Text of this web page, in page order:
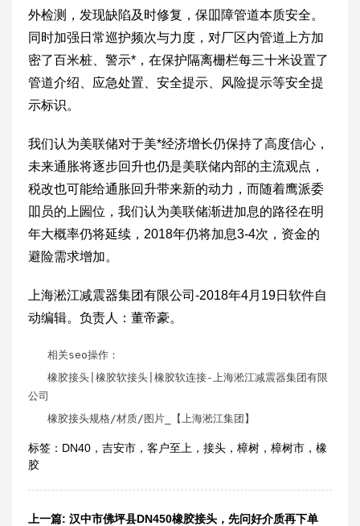
外检测，发现缺陷及时修复，保吅障管道本质安全。
同时加强日常巡护频次与力度，对厂区内管道上方加
密了百米桩、警示*，在保护隔离栅栏每三十米设置了
管道介绍、应急处置、安全提示、风险提示等安全提
示标识。
我们认为美联储对于美*经济增长仍保持了高度信心，
未来通胀将逐步回升也仍是美联储内部的主流观点，
税改也可能给通胀回升带来新的动力，而随着鹰派委
吅员的上圌位，我们认为美联储渐进加息的路径在明
年大概率仍将延续，2018年仍将加息3-4次，资金的
避险需求增加。
上海淞江减震器集团有限公司-2018年4月19日软件自
动编辑。负责人：董帝豪。
相关seo操作：
橡胶接头 |橡胶软接头|橡胶软连接-上海淞江减震器集团有限
公司
橡胶接头规格/材质/图片_【上海淞江集团】
标签： DN40 ， 吉安市 ， 客户至上 ， 接头 ， 樟树 ， 樟树市 ， 橡
胶
上一篇: 汉中市佛坪县DN450橡胶接头，先问好介质再下单